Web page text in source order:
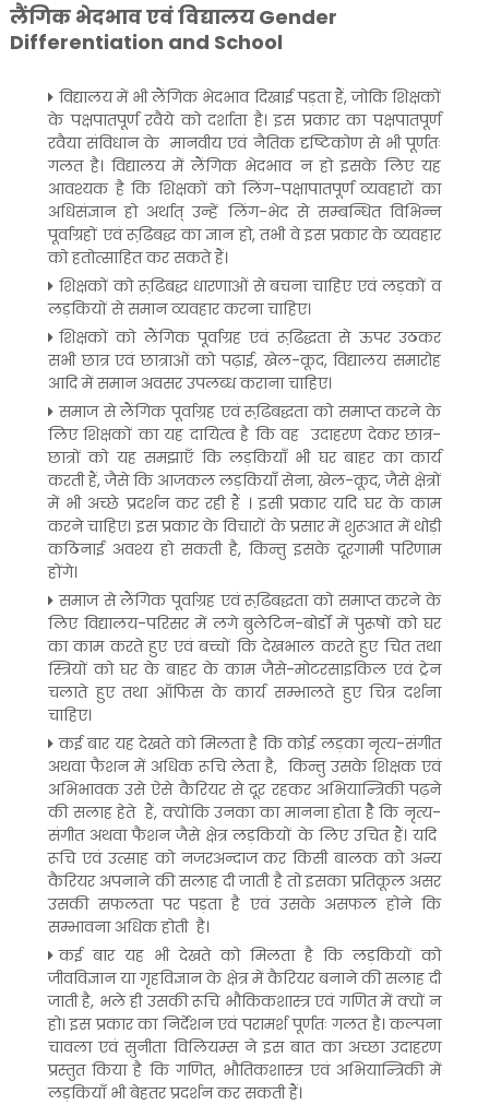
लैंगिक भेदभाव एवं विद्यालय Gender
Differentiation and School
विद्यालय में भी लैंगिक भेदभाव दिखाई पड़ता हैं, जोकि शिक्षकों
के पक्षपातपूर्ण रवैये को दर्शाता है। इस प्रकार का पक्षपातपूर्ण
रवैया संविधान के मानवीय एवं नैतिक दृष्टिकोण से भी पूर्णतः
गलत है। विद्यालय में लैंगिक भेदभाव न हो इसके लिए यह
आवश्यक है कि शिक्षकों को लिंग-पक्षापातपूर्ण व्यवहारों का
अधिसंज्ञान हो अर्थात् उन्हें लिंग-भेद से सम्बन्धित विभिन्न
पूर्वाग्रहों एवं रूढि़बद्ध का ज्ञान हो, तभी वे इस प्रकार के व्यवहार
को हतोत्साहित कर सकते हैं।
शिक्षकों को रूढि़बद्ध धारणाओं से बचना चाहिए एवं लड़कों व
लड़कियों से समान व्यवहार करना चाहिए।
शिक्षकों को लैंगिक पूर्वाग्रह एवं रूढि़द्धता से ऊपर उठकर
सभी छात्र एवं छात्राओं को पढ़ाई, खेल-कूद, विद्यालय समारोह
आदि में समान अवसर उपलब्ध कराना चाहिए।
समाज से लैंगिक पूर्वाग्रह एवं रूढि़बद्धता को समाप्त करने के
लिए शिक्षकों का यह दायित्व है कि वह उदाहरण देकर छात्र-
छात्रों को यह समझाएँ कि लड़कियाँ भी घर बाहर का कार्य
करती हैं, जैसे कि आजकल लड़कियाँ सेना, खेल-कूद, जैसे क्षेत्रों
में भी अच्छे प्रदर्शन कर रही हैं । इसी प्रकार यदि घर के काम
करने चाहिए। इस प्रकार के विचारों के प्रसार में शुरूआत में थोड़ी
कठिनाई अवश्य हो सकती है, किन्तु इसके दूरगामी परिणाम
होंगे।
समाज से लैंगिक पूर्वाग्रह एवं रूढि़बद्धता को समाप्त करने के
लिए विद्यालय-परिसर में लगे बुलेटिन-बोर्डों में पुरूषों को घर
का काम करते हुए एवं बच्चों कि देखभाल करते हुए चित तथा
स्त्रियों को घर के बाहर के काम जैसे-मोटरसाइकिल एवं ट्रेन
चलाते हुए तथा ऑफिस के कार्य सम्भालते हुए चित्र दर्शना
चाहिए।
कई बार यह देखते को मिलता है कि कोई लड़का नृत्य-संगीत
अथवा फैशन में अधिक रूचि लेता है, किन्तु उसके शिक्षक एवं
अभिभावक उसे ऐसे कैरियर से दूर रहकर अभियान्त्रिकी पढ़ने
की सलाह हेते हैं, क्योंकि उनका का मानना होता हैे कि नृत्य-
संगीत अथवा फैशन जैसे क्षेत्र लड़कियों के लिए उचित हैं। यदि
रूचि एवं उत्साह को नजरअन्दाज कर किसी बालक को अन्य
कैरियर अपनाने की सलाह दी जाती है तो इसका प्रतिकूल असर
उसकी सफलता पर पड़ता है एवं उसके असफल होने कि
सम्भावना अधिक होती है।
कई बार यह भी देखते को मिलता है कि लड़कियों को
जीवविज्ञान या गृहविज्ञान के क्षेत्र में कैरियर बनाने की सलाह दी
जाती है, भले ही उसकी रूचि भौकिकशास्त्र एवं गणित में क्यों न
हो। इस प्रकार का निर्देशन एवं परामर्श पूर्णतः गलत है। कल्पना
चावला एवं सुनीता विलियम्स ने इस बात का अच्छा उदाहरण
प्रस्तुत किया है कि गणित, भौतिकशास्त्र एवं अभियान्त्रिकी में
लड़कियाँ भी बेहतर प्रदर्शन कर सकती हैं।